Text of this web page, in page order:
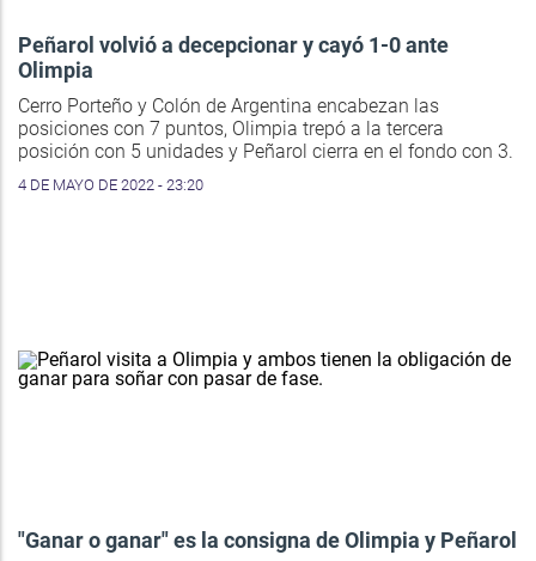
Peñarol volvió a decepcionar y cayó 1-0 ante
Olimpia
Cerro Porteño y Colón de Argentina encabezan las
posiciones con 7 puntos, Olimpia trepó a la tercera
posición con 5 unidades y Peñarol cierra en el fondo con 3.
4 DE MAYO DE 2022 - 23:20
"Ganar o ganar" es la consigna de Olimpia y Peñarol